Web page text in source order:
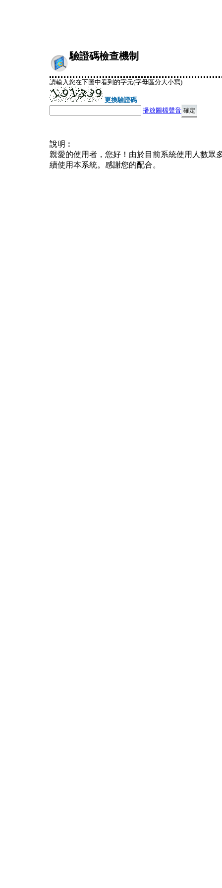
驗證碼檢查機制
請輸入您在下圖中看到的字元(字母區分大小寫)
更換驗證碼
播放圖檔聲音
說明︰
親愛的使用者，您好！由於目前系統使用人數眾
續使用本系統。感謝您的配合。